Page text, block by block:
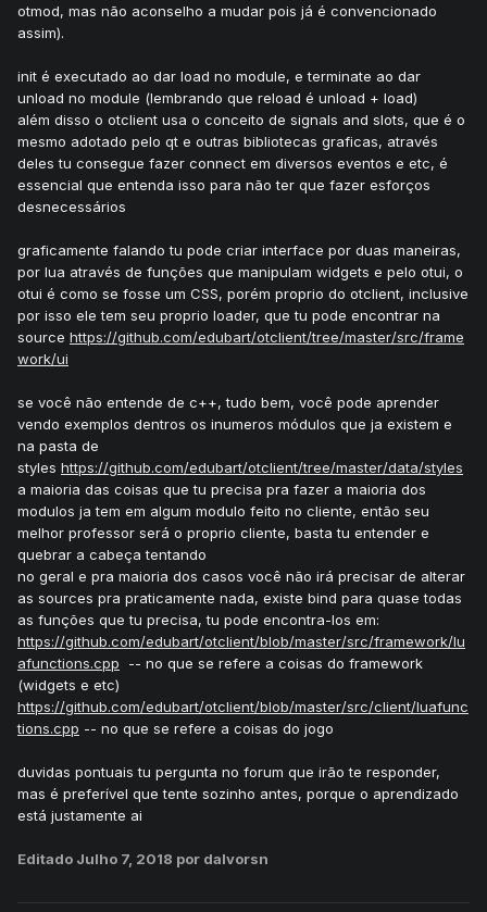
otmod, mas não aconselho a mudar pois já é convencionado
assim).
init é executado ao dar load no module, e terminate ao dar
unload no module (lembrando que reload é unload + load)
além disso o otclient usa o conceito de signals and slots, que é o
mesmo adotado pelo qt e outras bibliotecas graficas, através
deles tu consegue fazer connect em diversos eventos e etc, é
essencial que entenda isso para não ter que fazer esforços
desnecessários
graficamente falando tu pode criar interface por duas maneiras,
por lua através de funções que manipulam widgets e pelo otui, o
otui é como se fosse um CSS, porém proprio do otclient, inclusive
por isso ele tem seu proprio loader, que tu pode encontrar na
source https://github.com/edubart/otclient/tree/master/src/frame
work/ui
se você não entende de c++, tudo bem, você pode aprender
vendo exemplos dentros os inumeros módulos que ja existem e
na pasta de
styles https://github.com/edubart/otclient/tree/master/data/styles
a maioria das coisas que tu precisa pra fazer a maioria dos
modulos ja tem em algum modulo feito no cliente, então seu
melhor professor será o proprio cliente, basta tu entender e
quebrar a cabeça tentando
no geral e pra maioria dos casos você não irá precisar de alterar
as sources pra praticamente nada, existe bind para quase todas
as funções que tu precisa, tu pode encontra-los em:
https://github.com/edubart/otclient/blob/master/src/framework/lu
afunctions.cpp -- no que se refere a coisas do framework
(widgets e etc)
https://github.com/edubart/otclient/blob/master/src/client/luafunc
tions.cpp -- no que se refere a coisas do jogo
duvidas pontuais tu pergunta no forum que irão te responder,
mas é preferível que tente sozinho antes, porque o aprendizado
está justamente ai
Editado Julho 7, 2018 por dalvorsn